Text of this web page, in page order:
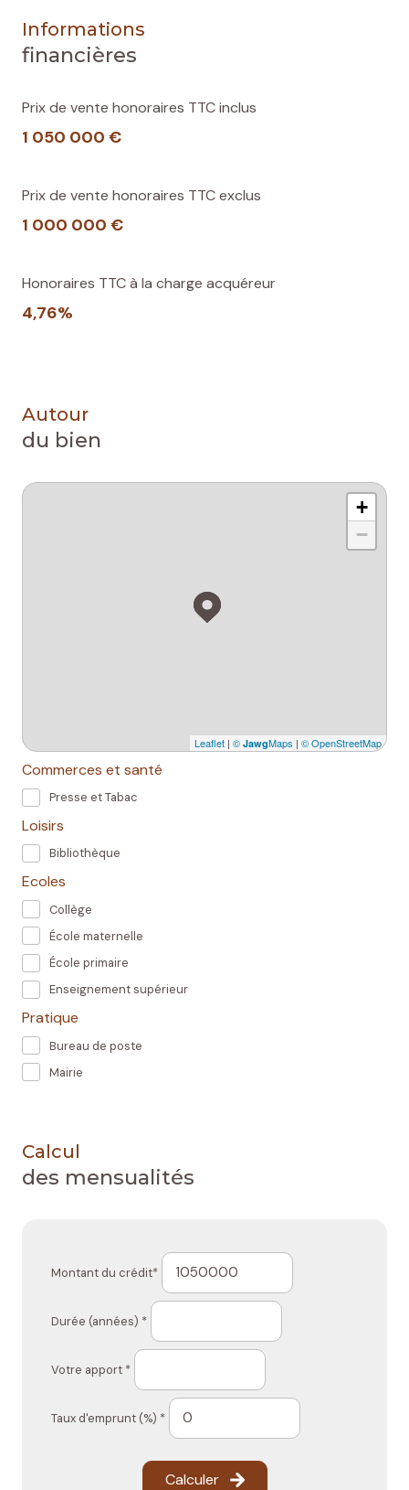
Informations
financières
Prix de vente honoraires TTC inclus
1 050 000 €
Prix de vente honoraires TTC exclus
1 000 000 €
Honoraires TTC à la charge acquéreur
4,76%
Autour
du bien
+
−
Leaflet | © JawgMaps | © OpenStreetMap
Commerces et santé
Presse et Tabac
Loisirs
Bibliothèque
Ecoles
Collège
École maternelle
École primaire
Enseignement supérieur
Pratique
Bureau de poste
Mairie
Calcul
des mensualités
Montant du crédit*
Durée (années) *
Votre apport *
Taux d'emprunt (%) *
Calculer